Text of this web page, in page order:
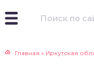
Главная » Иркутская